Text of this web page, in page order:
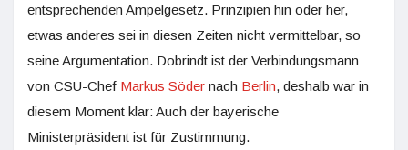
entsprechenden Ampelgesetz. Prinzipien hin oder her,
etwas anderes sei in diesen Zeiten nicht vermittelbar, so
seine Argumentation. Dobrindt ist der Verbindungsmann
von CSU-Chef Markus Söder nach Berlin, deshalb war in
diesem Moment klar: Auch der bayerische
Ministerpräsident ist für Zustimmung.